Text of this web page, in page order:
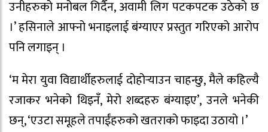
उनीहरुको मनोबल गिर्दैन, अवामी लिग पटकपटक उठेको छ
।’ हसिनाले आफ्नो भनाइलाई बंग्याएर प्रस्तुत गरिएको आरोप
पनि लगाइन् ।
‘म मेरा युवा विद्यार्थीहरुलाई दोहोर्‍याउन चाहन्छु, मैले कहिल्यै
रजाकर भनेको थिइनँ, मेरो शब्दहरु बंग्याइए’, उनले भनेकी
छन्, ‘एउटा समूहले तपाईंहरुको खतराको फाइदा उठायो ।’